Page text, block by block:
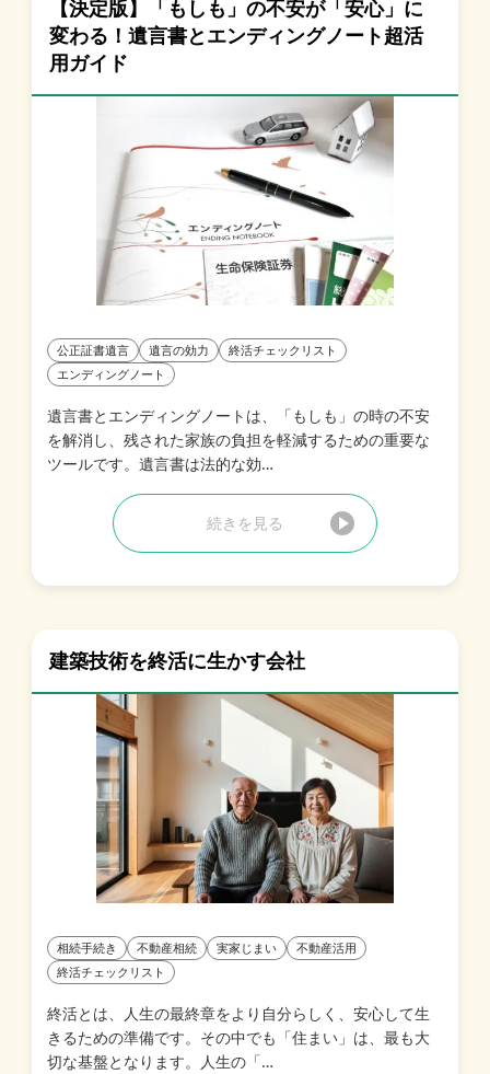
【決定版】「もしも」の不安が「安心」に
変わる！遺言書とエンディングノート超活
用ガイド
公正証書遺言 遺言の効力
終活チェックリスト
エンディングノート
遺言書とエンディングノートは、「もしも」の時の不安
を解消し、残された家族の負担を軽減するための重要な
ツールです。遺言書は法的な効…
続きを見る
建築技術を終活に生かす会社
相続手続き 不動産相続 実家じまい
不動産活用
終活チェックリスト
終活とは、人生の最終章をより自分らしく、安心して生
きるための準備です。その中でも「住まい」は、最も大
切な基盤となります。人生の「…